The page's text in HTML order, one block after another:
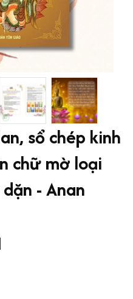
sổ chép kinh
chữ mờ loại
- Anan